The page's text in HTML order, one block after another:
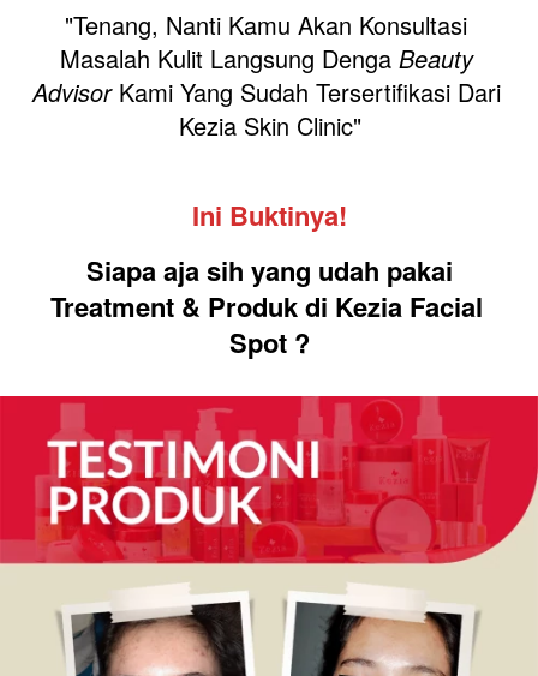
"Tenang, Nanti Kamu Akan Konsultasi
Masalah Kulit Langsung Denga Beauty
Advisor Kami Yang Sudah Tersertifikasi Dari
Kezia Skin Clinic"
Ini Buktinya!
Siapa aja sih yang udah pakai
Treatment & Produk di Kezia Facial
Spot ?